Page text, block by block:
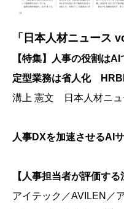
「日本人材ニュース
【特集】人事の役割は
定型業務は省人化
溝上 憲文 日本人材ニュ
人事DXを加速させるAI
【人事担当者が評価する
アイテック／AVILEN／